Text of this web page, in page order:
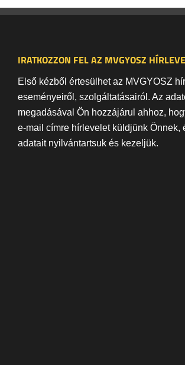
IRATKOZZON FEL AZ MVGYOSZ
Első kézből értesülhet az MVGYOSZ
eseményeiről, szolgáltatásairól. Az
megadásával Ön hozzájárul ahhoz,
e-mail címre hírlevelet küldjünk Önnek,
adatait nyilvántartsuk és kezeljük.